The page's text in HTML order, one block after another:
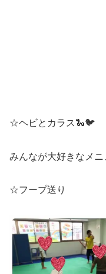
☆ヘビとカラス🐍🐦
みんなが大好きなメ
☆フープ送り